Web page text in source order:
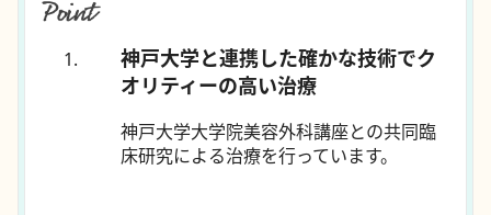
神戸大学と連携した確かな技術でク
オリティーの高い治療
神戸大学大学院美容外科講座との共同臨
床研究による治療を行っています。